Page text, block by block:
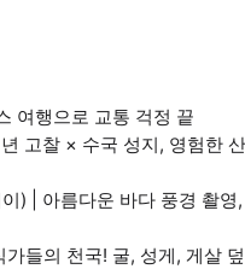
여행으로 교통 걱정 끝
고찰 × 수국 성지, 영험한
) | 아름다운 바다 풍경 촬
들의 천국! 굴, 성게, 게살